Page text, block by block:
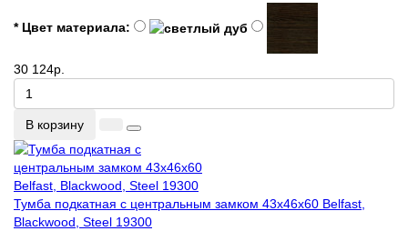
* Цвет материала:
30 124р.
В корзину
Тумба подкатная с центральным замком 43x46x60 Belfast,
Blackwood, Steel 19300